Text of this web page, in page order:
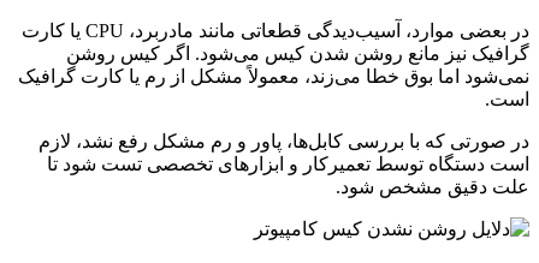
در بعضی موارد، آسیب‌دیدگی قطعاتی مانند مادربرد، CPU یا کارت
گرافیک نیز مانع روشن شدن کیس می‌شود. اگر کیس روشن
نمی‌شود اما بوق خطا می‌زند، معمولاً مشکل از رم یا کارت گرافیک
است.
در صورتی که با بررسی کابل‌ها، پاور و رم مشکل رفع نشد، لازم
است دستگاه توسط تعمیرکار و ابزارهای تخصصی تست شود تا
علت دقیق مشخص شود.